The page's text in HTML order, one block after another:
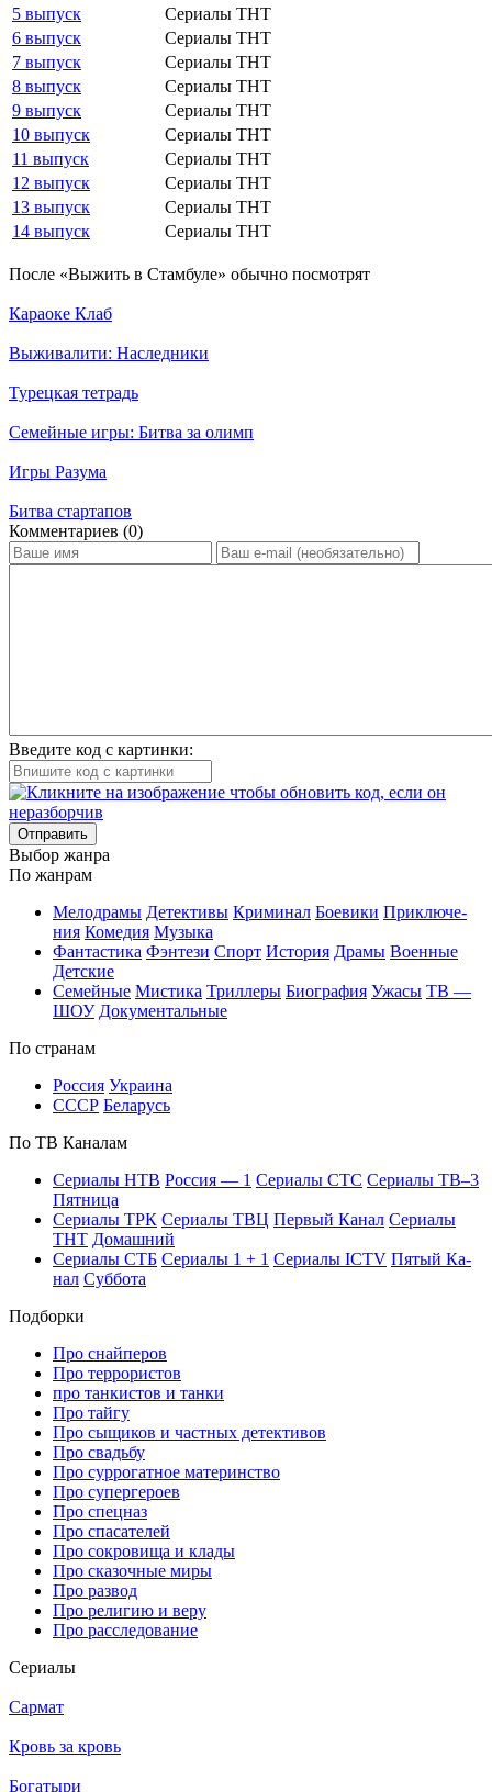
5 выпуск
Сериалы ТНТ
6 выпуск
Сериалы ТНТ
7 выпуск
Сериалы ТНТ
8 выпуск
Сериалы ТНТ
9 выпуск
Сериалы ТНТ
10 выпуск
Сериалы ТНТ
11 выпуск
Сериалы ТНТ
12 выпуск
Сериалы ТНТ
13 выпуск
Сериалы ТНТ
14 выпуск
Сериалы ТНТ
По­сле «Выжить в Стамбуле» обыч­но по­смот­рят
Караоке Клаб
Выживалити: Наследники
Турецкая тетрадь
Семейные игры: Битва за олимп
Игры Разума
Битва стартапов
Ком­мен­та­ри­ев (0)
Введите код с картинки:
Отправить
Вы­бор жан­ра
По жан­рам
Ме­ло­дра­мы Де­тек­ти­вы Кри­ми­нал Бое­ви­ки При­клю­че­
ния Ко­ме­дия Му­зы­ка
Фан­та­сти­ка Фэн­те­зи Спорт Ис­то­рия Дра­мы Во­ен­ные
Дет­ские
Се­мей­ные Мис­ти­ка Трил­ле­ры Био­гра­фия Ужа­сы ТВ —
ШОУ До­ку­мен­таль­ные
По стра­нам
Рос­сия Ук­раи­на
СССР Бе­ла­русь
По ТВ Ка­на­лам
Се­риа­лы НТВ Рос­сия — 1 Се­риа­лы СТС Се­риа­лы ТВ–3
Пят­ни­ца
Се­риа­лы ТРК Се­риа­лы ТВЦ Пер­вый Ка­нал Се­риа­лы
ТНТ До­маш­ний
Се­риа­лы СТБ Се­риа­лы 1 + 1 Се­риа­лы ICTV Пя­тый Ка­
нал Суб­бо­та
Подборки
Про снайперов
Про террористов
про танкистов и танки
Про тайгу
Про сыщиков и частных детективов
Про свадьбу
Про суррогатное материнство
Про супергероев
Про спецназ
Про спасателей
Про сокровища и клады
Про сказочные миры
Про развод
Про религию и веру
Про расследование
Се­риа­лы
Сармат
Кровь за кровь
Богатыри